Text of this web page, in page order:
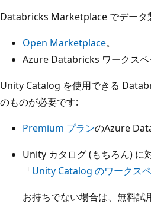
Databricks Marketplace でデータ
Open Marketplace。
Azure Databricks ワークスペ
Unity Catalog を使用できる
のものが必要です:
Premium プランのAzure
Unity カタログ (もちろん) に
「Unity Catalog のワークス
お持ちでない場合は、無料試